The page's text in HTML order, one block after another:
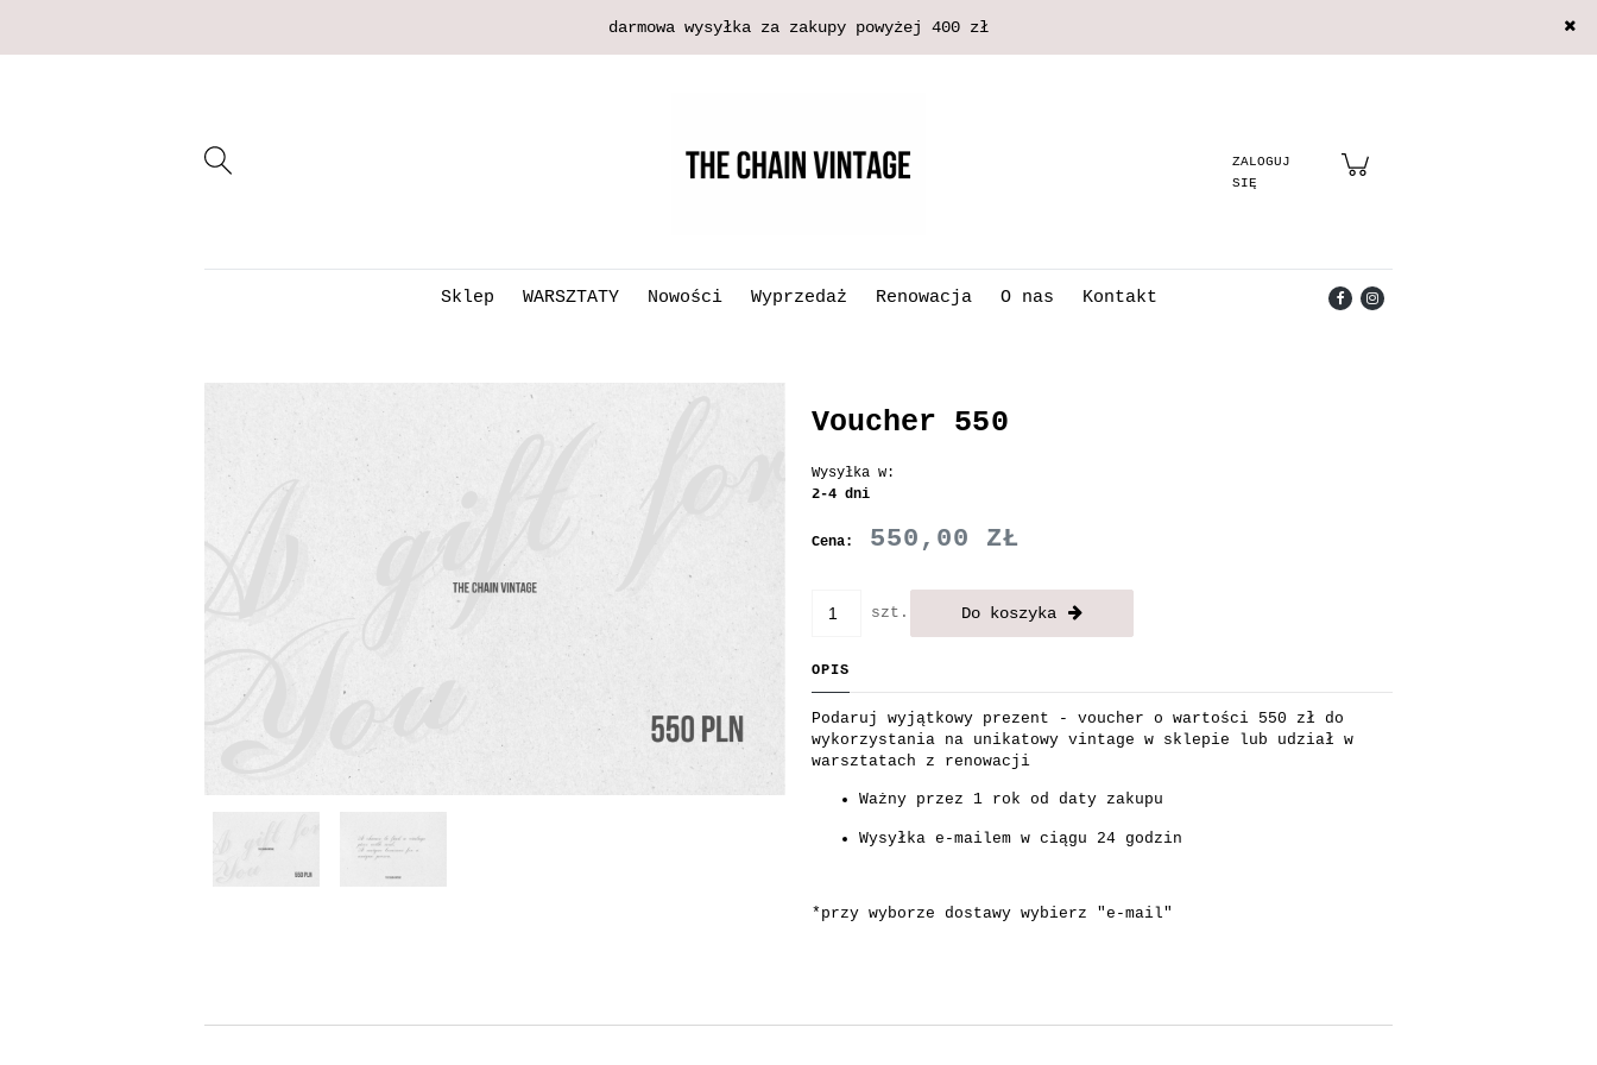
darmowa wysyłka za zakupy powyżej 400 zł
Sklep WARSZTATY Nowości Wyprzedaż Renowacja O nas Kontakt
Voucher 550
Wysyłka w:
2-4 dni
Cena: 550,00 ZŁ
szt. Do koszyka
OPIS
Podaruj wyjątkowy prezent - voucher o wartości 550 zł do
wykorzystania na unikatowy vintage w sklepie lub udział w
warsztatach z renowacji
Ważny przez 1 rok od daty zakupu
Wysyłka e-mailem w ciągu 24 godzin
*przy wyborze dostawy wybierz "e-mail"